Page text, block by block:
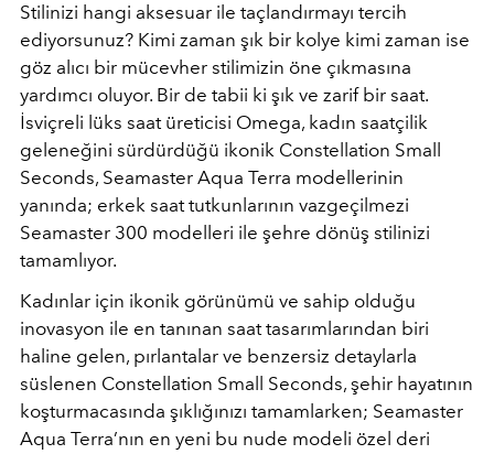
Stilinizi hangi aksesuar ile taçlandırmayı tercih
ediyorsunuz? Kimi zaman şık bir kolye kimi zaman ise
göz alıcı bir mücevher stilimizin öne çıkmasına
yardımcı oluyor. Bir de tabii ki şık ve zarif bir saat.
İsviçreli lüks saat üreticisi Omega, kadın saatçilik
geleneğini sürdürdüğü ikonik Constellation Small
Seconds, Seamaster Aqua Terra modellerinin
yanında; erkek saat tutkunlarının vazgeçilmezi
Seamaster 300 modelleri ile şehre dönüş stilinizi
tamamlıyor.
Kadınlar için ikonik görünümü ve sahip olduğu
inovasyon ile en tanınan saat tasarımlarından biri
haline gelen, pırlantalar ve benzersiz detaylarla
süslenen Constellation Small Seconds, şehir hayatının
koşturmacasında şıklığınızı tamamlarken; Seamaster
Aqua Terra’nın en yeni bu nude modeli özel deri